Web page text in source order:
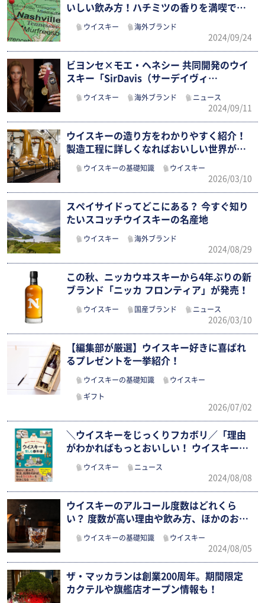
いしい飲み方！ハチミツの香りを満喫で
ウイスキー 海外ブランド
2024/09/24
ビヨンセ×モエ・ヘネシー 共同開発のウイ
スキー「SirDavis（サーデイヴィ…
ウイスキー 海外ブランド ニュース
2024/09/11
ウイスキーの造り方をわかりやすく紹介！
製造工程に詳しくなればおいしい世界が
ウイスキーの基礎知識 ウイスキー
2026/03/10
スペイサイドってどこにある？ 今すぐ知り
たいスコッチウイスキーの名産地
ウイスキー 海外ブランド
2024/08/29
この秋、ニッカウヰスキーから4年ぶりの新
ブランド「ニッカ フロンティア」が発売！
ウイスキー 国産ブランド ニュース
2026/03/10
【編集部が厳選】ウイスキー好きに喜ばれ
るプレゼントを一挙紹介！
ウイスキーの基礎知識 ウイスキー
ギフト
2026/07/02
＼ウイスキーをじっくりフカボリ／「理由
がわかればもっとおいしい！ ウイスキー
ウイスキー ニュース
2024/08/08
ウイスキーのアルコール度数はどれくら
い？ 度数が高い理由や飲み方、ほかのお酒
ウイスキーの基礎知識 ウイスキー
2024/08/05
ザ・マッカランは創業200周年。期間限定
カクテルや旗艦店オープン情報も！